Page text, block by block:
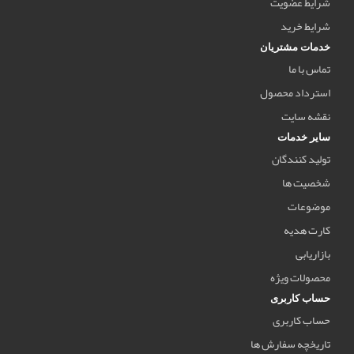
شرایط خرید
خدمات مشتریان
تماس با ما
استرداد محصول
نقشه سایت
سایر خدمات
تولید کنندگان
شخصیت ها
موضوعات
کارت هدیه
بازاریابی
محصولات ویژه
حساب کاربری
حساب کاربری
تاریخچه سفارش ها